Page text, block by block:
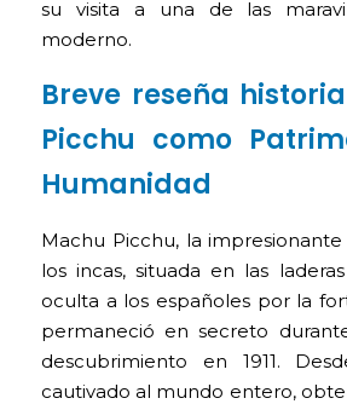
su visita a una de las
moderno.
Breve reseña
Picchu como
Humanidad
Machu Picchu, la
los incas, situada en las
oculta a los españoles por la
permaneció en secreto
descubrimiento en 1911.
cautivado al mundo entero,